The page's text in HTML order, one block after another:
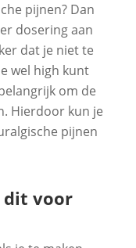
pijnen? Dan
dosering aan
dat je niet te
wel high kunt
om de
Hierdoor kun je
pijnen
dit voor